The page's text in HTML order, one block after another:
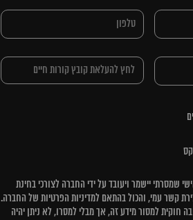
לחץ להעלאת קובץ קורות חיים
שמסרתי יישמר ויעובד על ידי החברה לצורכי בחינת
קשר עמי, והכול בהתאם למדיניות הפרטיות של החברה.
חוקית למסור מידע זה, אך מבלי למסרו, לא ניתן יהיה